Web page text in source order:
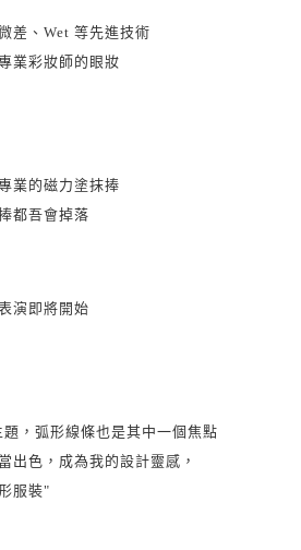
差、Wet 等先進技術
業彩妝師的眼妝
業的磁力塗抹捧
都吾會掉落
演即將開始
，弧形線條也是其中一個焦點
出色，成為我的設計靈感，
服裝"